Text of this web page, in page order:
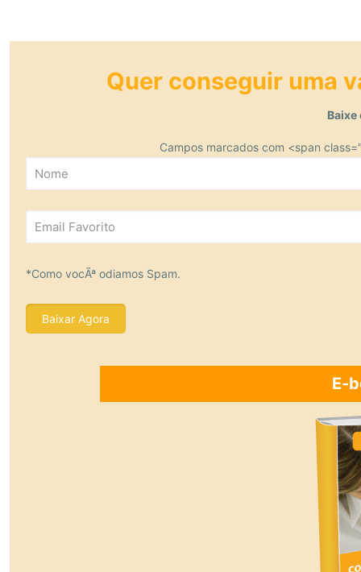
Quer conseguir uma
Baixe
Campos marcados com <span
*Como vocÃª odiamos Spam.
E-